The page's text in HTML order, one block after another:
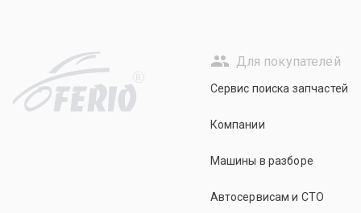
R
Для покупателей
Сервис поиска запчастей
Компании
Машины в разборе
Автосервисам и СТО